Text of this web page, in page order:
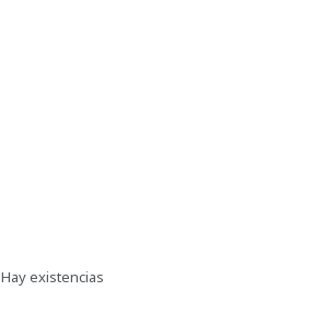
Hay existencias